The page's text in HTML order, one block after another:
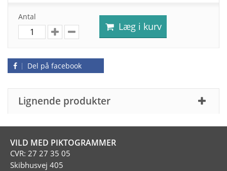
Antal
Læg i kurv
Del på facebook
Lignende produkter
VILD MED PIKTOGRAMMER
CVR: 27 27 35 05
Skibhusvej 405